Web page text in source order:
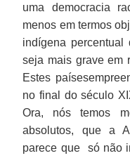
uma democracia
menos em termos
indígena percentual
seja mais grave em
Estes
no final do século
Ora, nós temos
absolutos, que a
parece que só não
acordo
União
cumprisse